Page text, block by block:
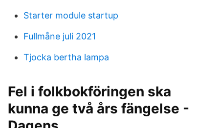
Starter module startup
Fullmåne juli 2021
Tjocka bertha lampa
Fel i folkbokföringen ska
kunna ge två års fängelse -